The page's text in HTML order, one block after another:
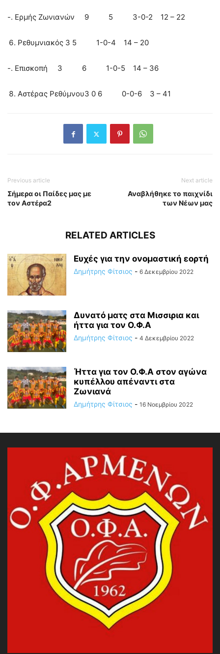
-. Ερμής Ζωνιανών 9 5 3-0-2 12 – 22
Ρεθυμνιακός 3 5 1-0-4 14 – 20
-. Επισκοπή 3 6 1-0-5 14 – 36
Αστέρας Ρεθύμνου3 0 6 0-0-6 3 – 41
Previous article
Σήμερα οι Παίδες μας με
τον Αστέρα2
Next article
Αναβλήθηκε το παιχνίδι
των Νέων μας
RELATED ARTICLES
Ευχές για την ονομαστική εορτή
Δημήτρης Φίτσιος - 6 Δεκεμβρίου 2022
Δυνατό ματς στα Μισσιρια και
ήττα για τον Ο.Φ.Α
Δημήτρης Φίτσιος - 4 Δεκεμβρίου 2022
Ήττα για τον Ο.Φ.Α στον αγώνα
κυπέλλου απέναντι στα
Ζωνιανά
Δημήτρης Φίτσιος - 16 Νοεμβρίου 2022